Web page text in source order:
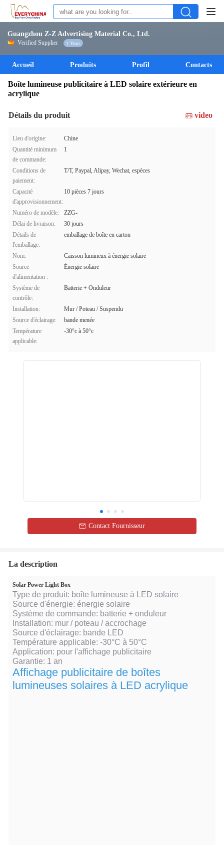
Guangzhou Z-Z Advertising Material Co., Ltd.
Verified Supplier 1 Years
Accueil Produits Profil Contacts
Boîte lumineuse publicitaire à LED solaire extérieure en
acrylique
Détails du produit video
Lieu d'origine:
Chine
Quantité minimum
de commande:
1
Conditions de
paiement:
T/T, Paypal, Alipay, Wechat, espèces
Capacité
d'approvisionnement:
10 pièces 7 jours
Numéro de modèle:
ZZG-
Délai de livraison:
30 jours
Détails de
l'emballage:
emballage de boîte en carton
Nom:
Caisson lumineux à énergie solaire
Source
d'alimentation :
Énergie solaire
Système de
contrôle:
Batterie + Onduleur
Installation:
Mur / Poteau / Suspendu
Source d'éclairage:
bande menée
Température
applicable:
-30°c à 50°c
Contact Fournisseur
La description
Solar Power Light Box
Type de produit: boîte lumineuse à LED solaire
Source d'énergie: énergie solaire
Système de commande: batterie + onduleur
Installation: mur / poteau / accrochage
Source d'éclairage: bande LED
Température applicable: -30°C à 50°C
Application: pour l'affichage publicitaire
Garantie: 1 an
Affichage publicitaire de boîtes
lumineuses solaires à LED acrylique